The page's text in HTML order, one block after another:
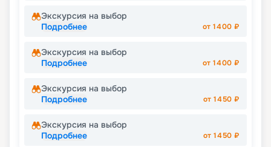
Экскурсия на выбор
Подробнее
от1400 ₽
Экскурсия на выбор
Подробнее
от1400 ₽
Экскурсия на выбор
Подробнее
от1450 ₽
Экскурсия на выбор
Подробнее
от1450 ₽